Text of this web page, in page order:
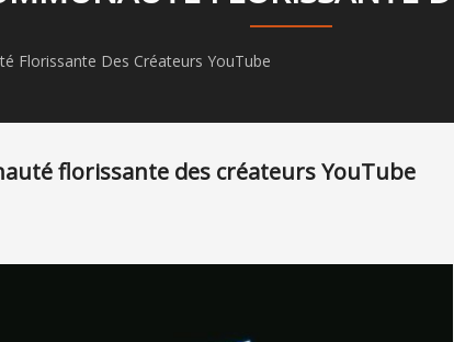
Florissante Des Créateurs YouTube
florissante des créateurs YouTube